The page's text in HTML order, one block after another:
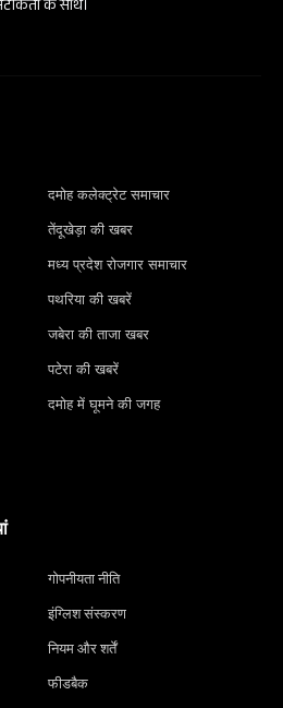
के साथ।
दमोह कलेक्ट्रेट समाचार
तेंदूखेड़ा की खबर
मध्य प्रदेश रोजगार समाचार
पथरिया की खबरें
जबेरा की ताजा खबर
पटेरा की खबरें
दमोह में घूमने की जगह
गोपनीयता नीति
इंग्लिश संस्करण
नियम और शर्तें
फीडबैक